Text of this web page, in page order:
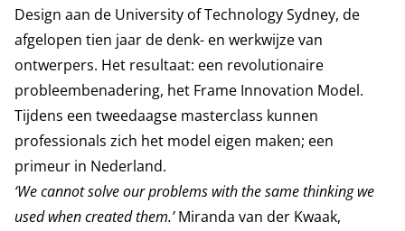
Design aan de University of Technology Sydney, de
afgelopen tien jaar de denk- en werkwijze van
ontwerpers. Het resultaat: een revolutionaire
probleembenadering, het Frame Innovation Model.
Tijdens een tweedaagse masterclass kunnen
professionals zich het model eigen maken; een
primeur in Nederland.
‘We cannot solve our problems with the same thinking we
used when created them.’Miranda van der Kwaak,